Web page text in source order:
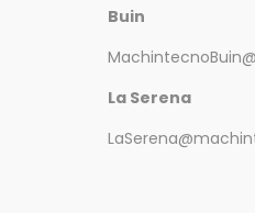
Buin
La Serena